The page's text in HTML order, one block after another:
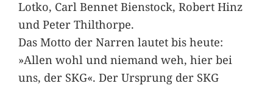
Lotko, Carl Bennet Bienstock, Robert Hinz
und Peter Thilthorpe.
Das Motto der Narren lautet bis heute:
»Allen wohl und niemand weh, hier bei
uns, der SKG«. Der Ursprung der SKG